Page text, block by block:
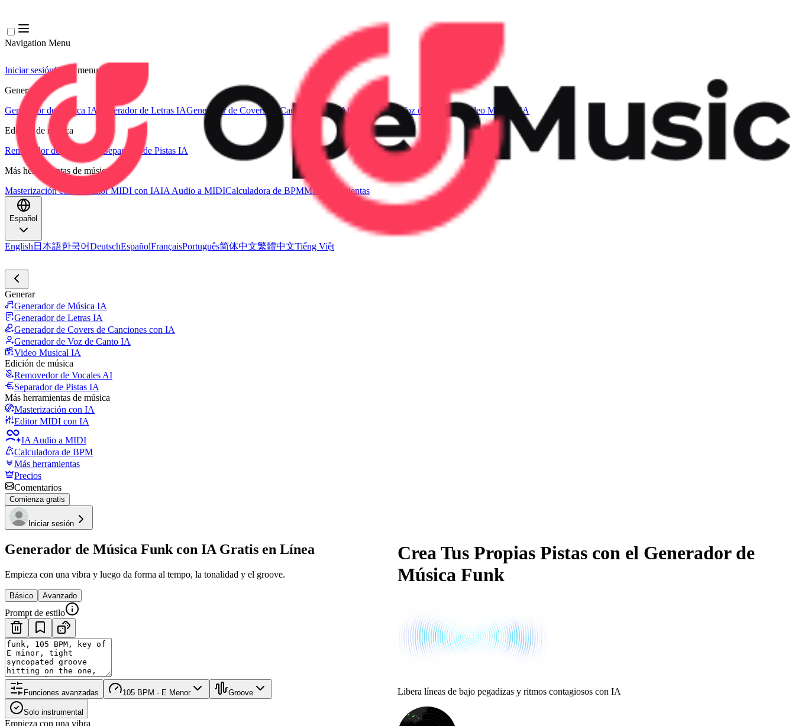
Navigation Menu
Iniciar sesiónClose menu×
Generar
Generador de Música IA
Generador de Letras IAGenerador de Covers de Canciones con IAGenerador de Voz de Canto IA
Video Musical IA
Edición de música
Removedor de Vocales AI
Separador de Pistas IA
Más herramientas de música
Masterización con IA
Editor MIDI con IAIA Audio a MIDICalculadora de BPMMás herramientas
Español
English 日本語한국어DeutschEspañolFrançaisPortuguês简体中文繁體中文Tiếng Việt
Generar
Generador de Música IA
Generador de Letras IA
Generador de Covers de Canciones con IA
Generador de Voz de Canto IA
Video Musical IA
Edición de música
Removedor de Vocales AI
Separador de Pistas IA
Más herramientas de música
Masterización con IA
Editor MIDI con IA
IA Audio a MIDI
Calculadora de BPM
Más herramientas
Precios
Comentarios
Comienza gratis
Iniciar sesión
Generador de Música Funk con IA Gratis en Línea
Empieza con una vibra y luego da forma al tempo, la tonalidad y el groove.
Básico Avanzado
Prompt de estilo
Funciones avanzadas 105 BPM · E Menor Groove
Solo instrumental
Empieza con una vibra
Crea Tus Propias Pistas con el Generador de
Música Funk
Libera líneas de bajo pegadizas y ritmos contagiosos con IA